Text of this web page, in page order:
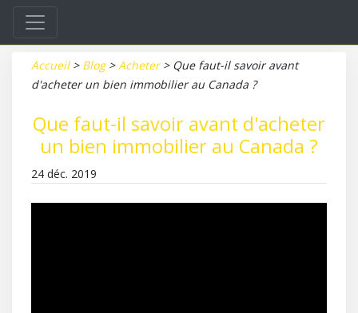
Accueil > Blog >Acheter > Que faut-il savoir avant
d'acheter un bien immobilier au Canada ?
Que faut-il savoir avant d'acheter
un bien immobilier au Canada ?
24 déc. 2019